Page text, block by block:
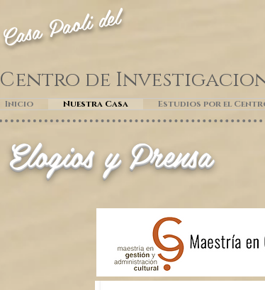
Casa Paoli del
Centro de
Inicio Nuestra Casa Estudios por el
Elogios y Prensa